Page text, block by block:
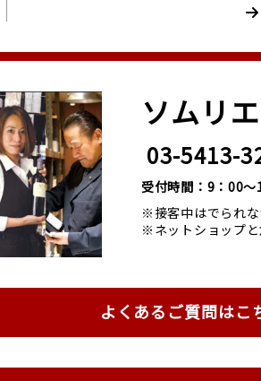
ソムリ
03-5413-
受付時間：9：00
※接客中はでられな
※ネットショップと
よくあるご質問はこ